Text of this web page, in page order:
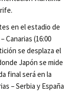
en el estadio de
Canarias (16:00
se desplaza el
Japón se mide
final será en la
– Serbia y España